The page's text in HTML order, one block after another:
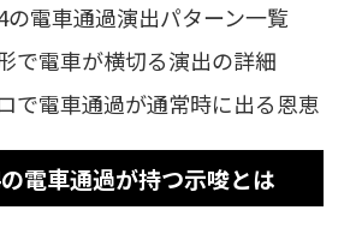
の電車通過演出パターン一覧
で電車が横切る演出の詳細
で電車通過が通常時に出る恩恵
電車通過が持つ示唆とは